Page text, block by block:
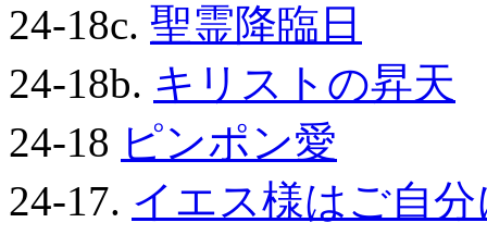
24-18c. 聖霊降臨日
24-18b. キリストの昇天
24-18 ピンポン愛
24-17. イエス様はご自